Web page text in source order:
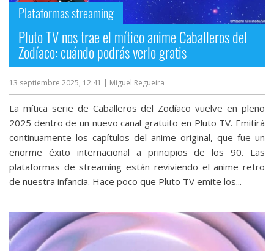
Plataformas streaming
Pluto TV nos trae el mítico anime Caballeros del
Zodíaco: cuándo podrás verlo gratis
13 septiembre 2025, 12:41 | Miguel Regueira
La mítica serie de Caballeros del Zodíaco vuelve en pleno
2025 dentro de un nuevo canal gratuito en Pluto TV. Emitirá
continuamente los capítulos del anime original, que fue un
enorme éxito internacional a principios de los 90. Las
plataformas de streaming están reviviendo el anime retro
de nuestra infancia. Hace poco que Pluto TV emite los...